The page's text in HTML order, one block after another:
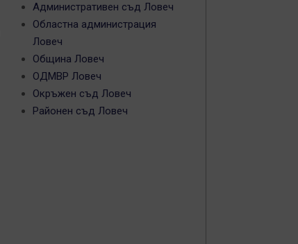
Административен съд Ловеч
Областна администрация
Ловеч
Община Ловеч
ОДМВР Ловеч
Окръжен съд Ловеч
Районен съд Ловеч